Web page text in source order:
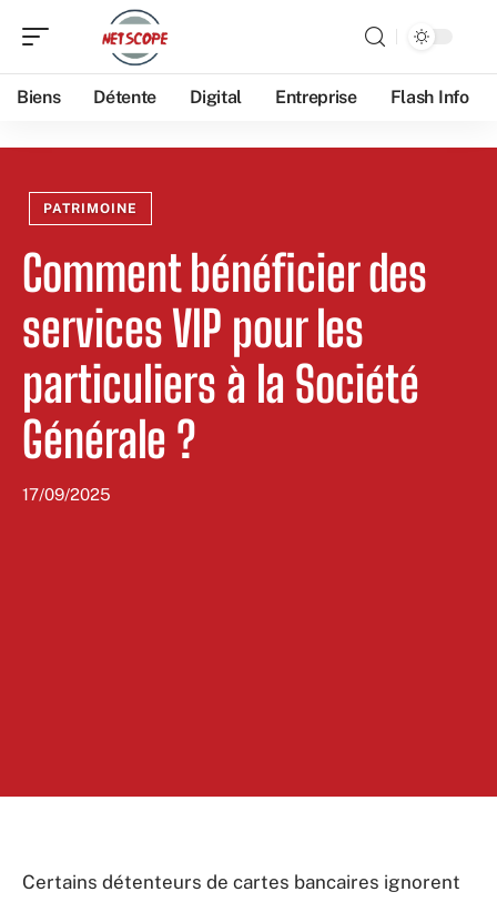
Biens Détente Digital Entreprise Flash Info
PATRIMOINE
Comment bénéficier des
services VIP pour les
particuliers à la Société
Générale ?
17/09/2025
Certains détenteurs de cartes bancaires ignorent